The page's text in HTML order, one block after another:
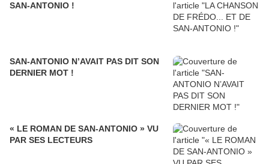
SAN-ANTONIO !
SAN-ANTONIO N’AVAIT PAS DIT SON
DERNIER MOT !
« LE ROMAN DE SAN-ANTONIO » VU
PAR SES LECTEURS